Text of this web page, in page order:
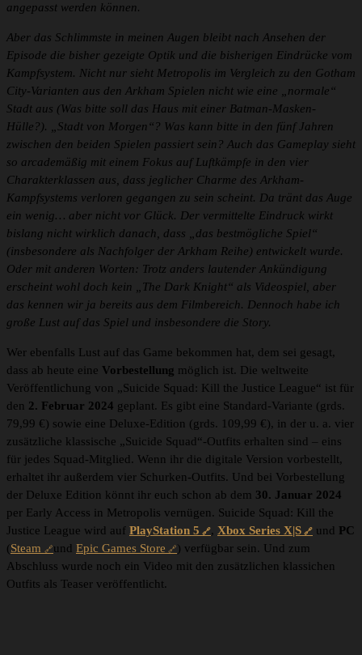
angepasst werden können.
Aber das Schlimmste in meinen Augen bleibt nach Ansehen der
Episode die bisher gezeigte Optik und die bisherigen Eindrücke vom
Kampfsystem. Nicht nur sieht Metropolis im Vergleich zu den Gotham
City-Varianten aus den Arkham Spielen nicht wie eine „normale“
Stadt aus (Was bitte soll das Haus mit einer Batman-Masken-
Hülle?). „Stadt von Morgen“? Was kann bitte in den fünf Jahren
zwischen den beiden Spielen passiert sein? Auch das Gameplay sieht
so arcademäßig mit einem Fokus auf Luftkämpfe in den vier
Charakterklassen aus, dass jeglicher Charme des Arkham-
Kampfsystems verloren gegangen zu sein scheint. Da tränt das Auge
ein wenig… aber nicht vor Glück. Der vermittelte Eindruck wirkt
bislang nicht wirklich danach, dass „das bestmögliche Spiel“
(insbesondere als Nachfolger der Arkham Reihe) entwickelt wurde.
Oder mit anderen Worten: Trotz anders lautender Ankündigung
erscheint wohl doch kein „The Dark Knight“ als Videospiel, aber
das kennen wir ja bereits aus dem Filmbereich. Dennoch habe ich
große Lust auf das Spiel und insbesondere die Story.
Wer ebenfalls Lust auf das Game bekommen hat, dem sei gesagt,
dass ab heute eine Vorbestellung möglich ist. Die weltweite
Veröffentlichung von „Suicide Squad: Kill the Justice League“ ist für
den 2. Februar 2024 geplant. Es gibt eine Standard-Variante (grds.
79,99 €) sowie eine Deluxe-Edition (grds. 109,99 €), in der u. a. vier
zusätzliche klassische „Suicide Squad“-Outfits erhalten sind – eins
für jedes Squad-Mitglied. Wenn ihr die digitale Version vorbestellt,
erhaltet ihr außerdem vier Schurken-Outfits. Und bei Vorbestellung
der Deluxe Edition könnt ihr euch schon ab dem 30. Januar 2024
per Early Access in Metropolis vernügen. Suicide Squad: Kill the
Justice League wird auf PlayStation 5 , Xbox Series X|S und PC
(Steam und Epic Games Store
) verfügbar sein. Und zum
Abschluss wurde noch ein Video mit den zusätzlichen klassichen
Outfits als Teaser veröffentlicht.